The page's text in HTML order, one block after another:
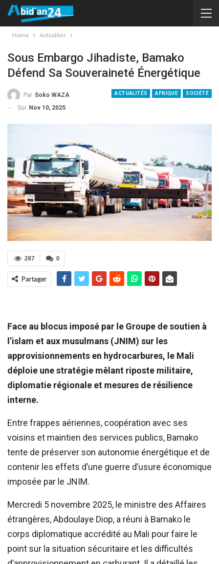
Home Actualités
Sous Embargo Jihadiste, Bamako
Défend Sa Souveraineté Énergétique
ACTUALITÉS AFRIQUE SOCIÉTÉ
Par Soko WAZA
Sur Nov 10, 2025
0
287
Partager
Face au blocus imposé par le Groupe de soutien à
l’islam et aux musulmans (JNIM) sur les
approvisionnements en hydrocarbures, le Mali
déploie une stratégie mêlant riposte militaire,
diplomatie régionale et mesures de résilience
interne.
Entre frappes aériennes, coopération avec ses
voisins et maintien des services publics, Bamako
tente de préserver son autonomie énergétique et de
contenir les effets d’une guerre d’usure économique
imposée par le JNIM.
Mercredi 5 novembre 2025, le ministre des Affaires
étrangères, Abdoulaye Diop, a réuni à Bamako le
corps diplomatique accrédité au Mali pour faire le
point sur la situation sécuritaire et les difficultés